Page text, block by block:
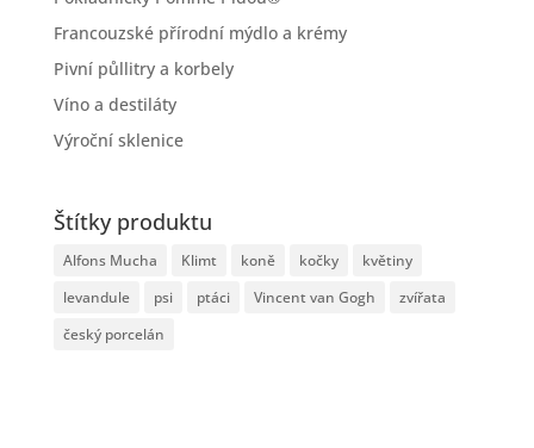
Francouzské přírodní mýdlo a krémy
Pivní půllitry a korbely
Víno a destiláty
Výroční sklenice
Štítky produktu
Alfons Mucha Klimt koně kočky
květiny
levandule
psi ptáci Vincent van Gogh
zvířata
český porcelán